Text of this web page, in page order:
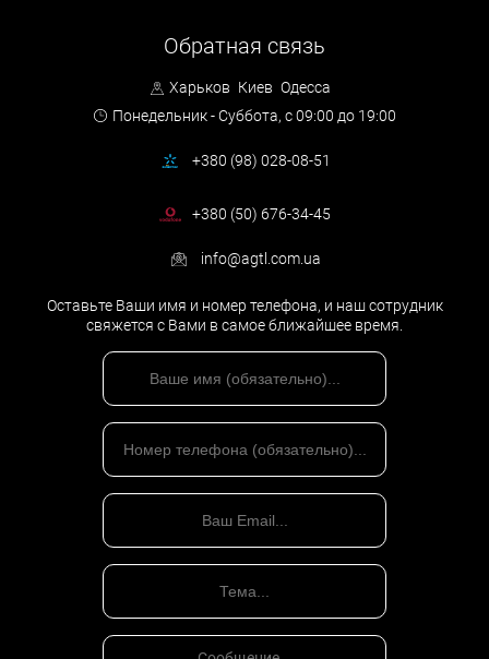
Обратная связь
Харьков Киев Одесса
Понедельник - Суббота, с 09:00 до 19:00
+380 (98) 028-08-51
+380 (50) 676-34-45
info@agtl.com.ua
Оставьте Ваши имя и номер телефона, и наш сотрудник
свяжется с Вами в самое ближайшее время.